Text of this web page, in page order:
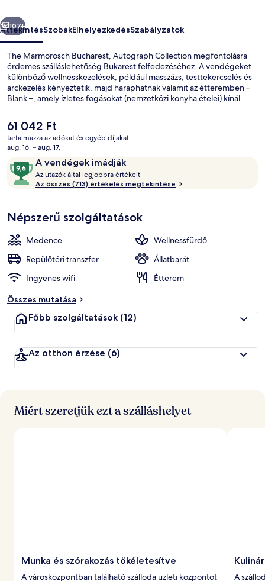
Következő
107+
ÁttekintésSzobákElhelyezkedésSzabályzatok
The Marmorosch Bucharest, Autograph Collection megfontolásra
érdemes szálláslehetőség Bukarest felfedezéséhez. A vendégeket
különböző wellnesskezelések, például masszázs, testtekercselés és
arckezelés kényeztetik, majd haraphatnak valamit az étteremben –
Blank –, amely ízletes fogásokat (nemzetközi konyha ételei) kínál
következők: beltéri medence, bár/társalgó, fitneszlétesítmény. Más
utazók jó véleménnyel vannak a szálláshely következő jellemzőiről:
segítőkész személyzet és a szálláshely általános állapota. Rövid
sétával megközelíthető a tömegközlekedés: Egyetem állomás 6
perc séta.
A
jelenlegi
ár
61 042 Ft
tartalmazza az adókat és egyéb díjakat
aug. 16. – aug. 17.
ÉrtékelésekA vendégek imádják
9,6
ennyiből:
10,
vendégek
imádják
Az utazók által legjobbra értékelt
z
t
z
ó
k
á
a
b
r
Az összes (713) értékelés megtekintése
Népszerű szolgáltatások
Medence
Wellnessfürdő
Repülőtéri transzfer
Állatbarát
Ingyenes wifi
Étterem
Összes mutatása
Főbb szolgáltatások (12)
Az otthon érzése (6)
Miért szeretjük ezt a szálláshelyet
Munka és szórakozás tökéletesítve
A városközpontban található szálloda üzleti központot
A